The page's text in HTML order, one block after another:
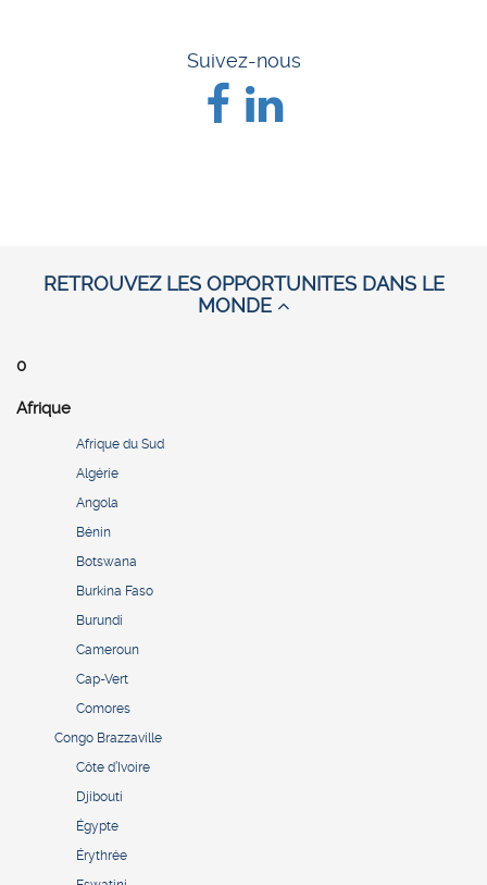
Suivez-nous
RETROUVEZ LES OPPORTUNITES DANS LE
MONDE
0
Afrique
Afrique du Sud
Algérie
Angola
Bénin
Botswana
Burkina Faso
Burundi
Cameroun
Cap-Vert
Comores
Congo Brazzaville
Côte d’Ivoire
Djibouti
Égypte
Érythrée